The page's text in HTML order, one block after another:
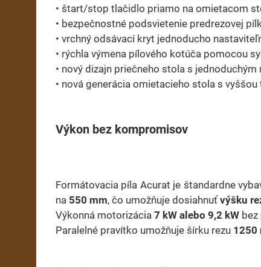
• štart/stop tlačidlo priamo na omietacom
• bezpečnostné podsvietenie predrezovej
• vrchný odsávací kryt jednoducho
• rýchla výmena pílového kotúča pomocou
• nový dizajn priečneho stola s
• nová generácia omietacieho stola s
Výkon bez kompromisov
Formátovacia píla Acurat je štandardne
na 550 mm, čo umožňuje dosiahnuť výšku
Výkonná motorizácia 7 kW alebo 9,2 kW
Paralelné pravítko umožňuje šírku rezu 1250